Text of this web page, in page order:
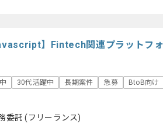
】Fintech関連プラットフ
30代活躍中 長期案件 急募
BtoB向け
委託(フリーランス)